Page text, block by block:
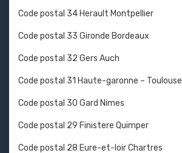
Code postal 34 Herault Montpellier
Code postal 33 Gironde Bordeaux
Code postal 32 Gers Auch
Code postal 31 Haute-garonne – Toulouse
Code postal 30 Gard Nimes
Code postal 29 Finistere Quimper
Code postal 28 Eure-et-loir Chartres